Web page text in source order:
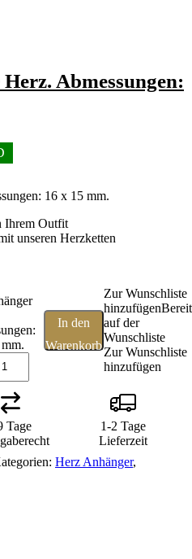
Abmessungen:
16 x 15 mm.
Ihrem Outfit
unseren Herzketten
In den
Warenkorb
Zur Wunschliste
hinzufügen
auf der
Wunschliste
Zur Wunschliste
hinzufügen
Tage
1-2 Tage
Lieferzeit
Herz Anhänger,